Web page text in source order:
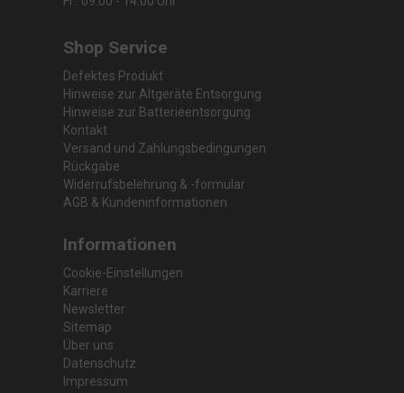
Shop Service
Defektes Produkt
Hinweise zur Altgeräte Entsorgung
Hinweise zur Batterieentsorgung
Kontakt
Versand und Zahlungsbedingungen
Rückgabe
Widerrufsbelehrung & -formular
AGB & Kundeninformationen
Informationen
Cookie-Einstellungen
Karriere
Newsletter
Sitemap
Über uns
Datenschutz
Impressum